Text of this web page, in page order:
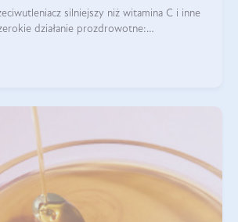
silniejszy niż witamina C i inne
działanie prozdrowotne: